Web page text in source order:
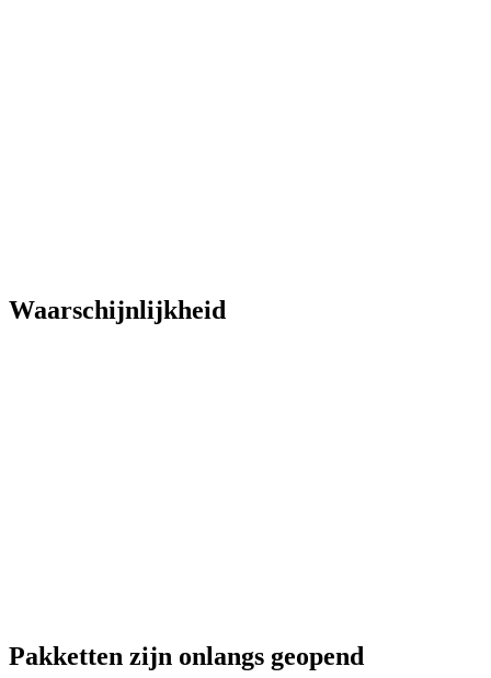
Waarschijnlijkheid
Pakketten zijn onlangs geopend